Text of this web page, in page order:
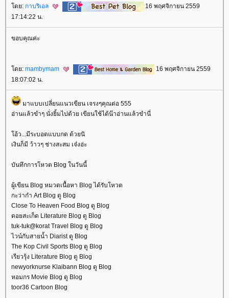
ดย: กาบริเอล
16 พฤศจิกายน 2559
17:14:22 น.
ขอบคุณค่ะ
ดย: mambymam
16 พฤศจิกายน 2559
18:07:02 น.
มาแบบเปลี่ยนแนวเขียน เจรงๆคุณต่อ 555
อ่านแล้วขำๆ นั่งยิ้มไปด้วย เขียนใช้ได้น๊าอ่านแล้วขำนี่
อ้ว...มีระบอดแบบกด ด้วยนิ
เงินก็มี ว้าวๆ ช่างสะสม เจ๋งอ่ะ
บันทึกการโหวต Blog ในวันนี้
ผู้เขียน Blog หมวดเนื้อหา Blog ได้รับโหวต
กะว่าก๋า Art Blog ดู Blog
Close To Heaven Food Blog ดู Blog
ดอยสะเก็ด Literature Blog ดู Blog
tuk-tuk@korat Travel Blog ดู Blog
ไวน์กับสายน้ำ Diarist ดู Blog
The Kop Civil Sports Blog ดู Blog
เรียวรุ้ง Literature Blog ดู Blog
newyorknurse Klaibann Blog ดู Blog
หอมกร Movie Blog ดู Blog
toor36 Cartoon Blog